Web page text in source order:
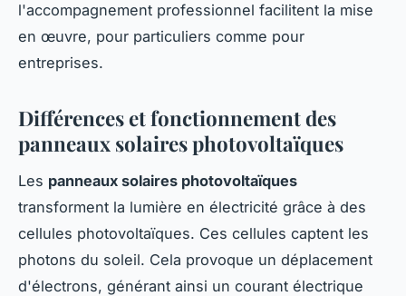
l'accompagnement professionnel facilitent la mise
en œuvre, pour particuliers comme pour
entreprises.
Différences et fonctionnement des
panneaux solaires photovoltaïques
Les panneaux solaires photovoltaïques
transforment la lumière en électricité grâce à des
cellules photovoltaïques. Ces cellules captent les
photons du soleil. Cela provoque un déplacement
d'électrons, générant ainsi un courant électrique